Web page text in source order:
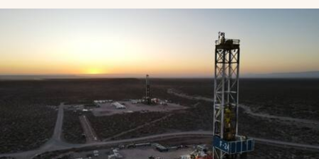
Mundial 2026
El Cronista Studio
Mediakit